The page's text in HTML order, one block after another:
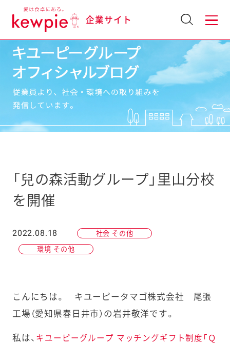
企業サイト
「兒の森活動グループ」里山分校
を開催
2022.08.18 社会 その他
環境 その他
こんにちは。 キユーピータマゴ株式会社 尾張
工場（愛知県春日井市）の岩井敬洋です。
私は、 キユーピーグループ マッチングギフト制度「Ｑ